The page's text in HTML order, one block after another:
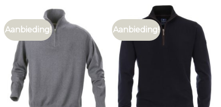
Aanbieding! Aanbieding!